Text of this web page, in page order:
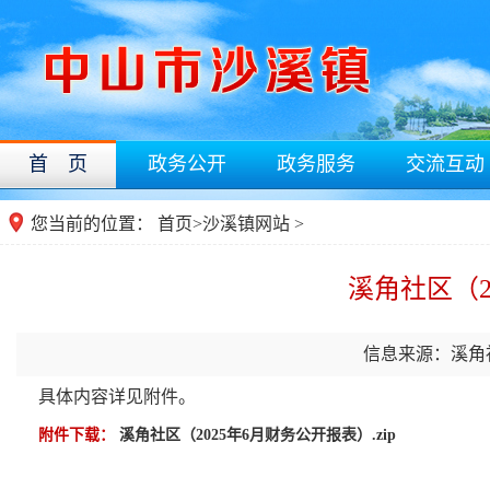
首 页 政务公开 政务服务 交流互动
您当前的位置： 首页>沙溪镇网站 >
溪角社区（
信息来源：溪角
具体内容详见附件。
附件下载： 溪角社区（2025年6月财务公开报表）.zip